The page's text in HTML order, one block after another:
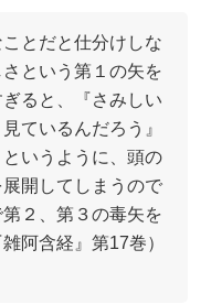
とだと仕分けしな
という第１の矢を
ると、『さみしい
ているんだろう』
というように、頭の
開してしまうので
２、第３の毒矢を
阿含経』第17巻）